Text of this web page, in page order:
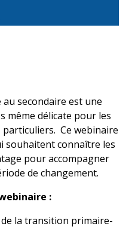
secondaire est une
même délicate pour les
particuliers. Ce webinaire
souhaitent connaître les
pour accompagner
de changement.
:
de la transition primaire-